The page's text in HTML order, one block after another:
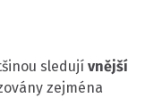
sledují vnější
zejména